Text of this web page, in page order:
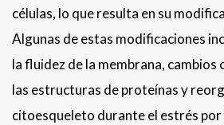
células, lo que resulta en su
Algunas de estas modificaciones
la fluidez de la membrana,
las estructuras de proteínas y
citoesqueleto durante el estrés